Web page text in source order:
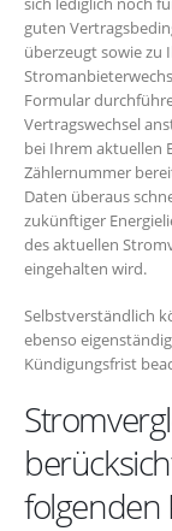
guten
überzeugt sowie zu
Formular
Vertragswechsel
bei Ihrem aktuellen
Zählernummer
Daten überaus
zukünftiger
des aktuellen
eingehalten wird.
Selbstverständlich
ebenso
Kündigungsfrist
folgenden